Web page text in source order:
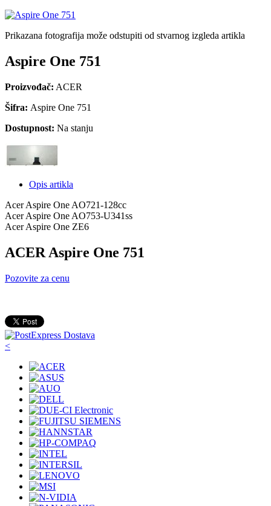
Prikazana fotografija može odstupiti od stvarnog izgleda artikla
Aspire One 751
Proizvođač: ACER
Šifra: Aspire One 751
Dostupnost: Na stanju
Opis artikla
Acer Aspire One AO721-128cc
Acer Aspire One AO753-U341ss
Acer Aspire One ZE6
ACER Aspire One 751
Pozovite za cenu
<